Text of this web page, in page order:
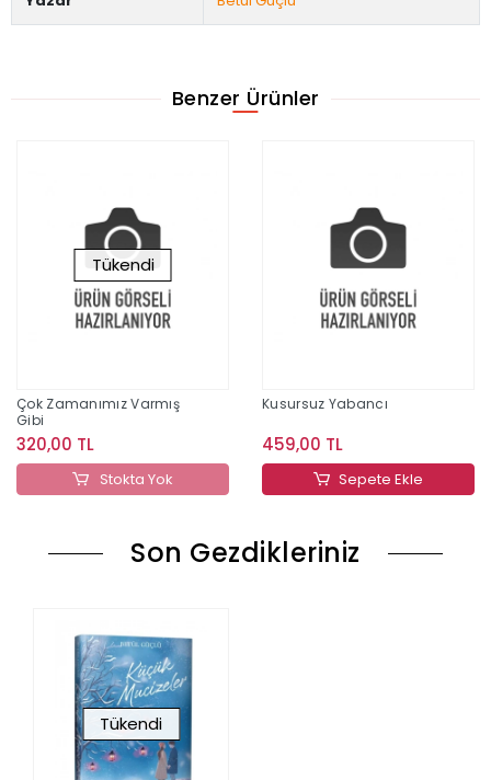
Benzer Ürünler
Tükendi
Çok Zamanımız Varmış
Gibi
320,00 TL
Stokta Yok
Kusursuz Yabancı
459,00 TL
Sepete Ekle
Son Gezdikleriniz
Tükendi